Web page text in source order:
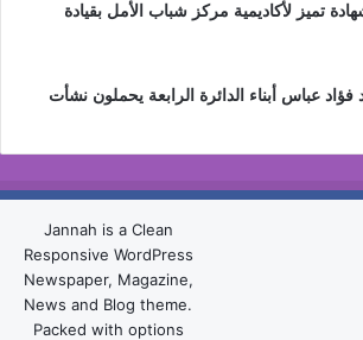
تميز لأكاديمية مركز شباب الأمل بقيادة
عباس أبناء الدائرة الرابعة يحملون نشأت
Jannah is a Clean
Responsive WordPress
Newspaper, Magazine,
News and Blog theme.
Packed with options